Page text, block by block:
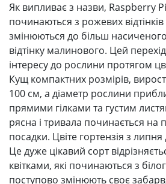
Як випливає з назви, Raspberry
починаються з рожевих відтінків
змінюються до більш насиченого
відтінку малинового. Цей перехід
інтересу до рослини протягом
Кущ компактних розмірів,
100 см, а діаметр рослини
прямими гілками та густим
рясна і тривала починається на
посадки. Цвіте гортензія з
Це дуже цікавий сорт
квітками, які починаються з
поступово змінюють своє